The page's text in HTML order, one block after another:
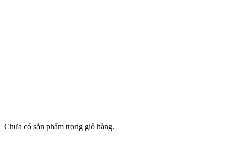
Chưa có sản phẩm trong giỏ hàng.